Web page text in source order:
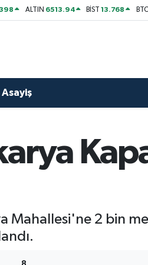
ALTIN 6513.94 BİST13.768 BTC
Asayiş
Mahallesi'ne 2 bin